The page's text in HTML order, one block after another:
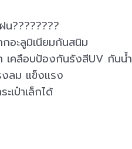
????️????️
อะลูมิเนียมกันสนิม
เคลือบป้องกันรังสีUV กันน้ำ
งลม แข็งแรง
เป๋าเล็กได้